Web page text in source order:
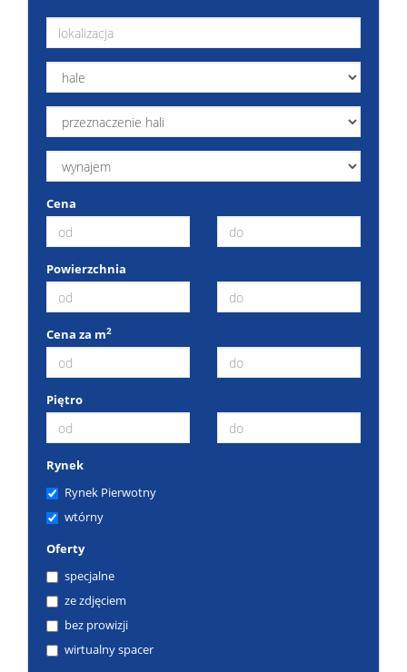
Cena
Powierzchnia
Cena za m2
Piętro
Rynek
Rynek Pierwotny
wtórny
Oferty
specjalne
ze zdjęciem
bez prowizji
wirtualny spacer